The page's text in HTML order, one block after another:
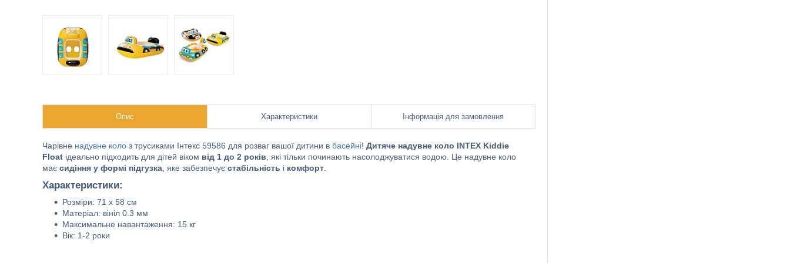
Опис Характеристики Інформація для замовлення
Чарівне надувне коло з трусиками Інтекс 59586 для розваг вашої дитини в басейні! Дитяче надувне коло INTEX Kiddie
Float ідеально підходить для дітей віком від 1 до 2 років , які тільки починають насолоджуватися водою. Це надувне коло
має сидіння у формі підгузка , яке забезпечує стабільність і комфорт
Характеристики:
Розміри: 71 х 58 см
Матеріал: вініл 0.3 мм
Максимальне навантаження: 15 кг
Вік: 1-2 роки